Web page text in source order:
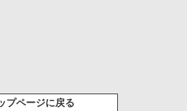
プページに戻る